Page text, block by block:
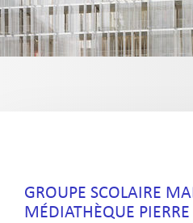
GROUPE SCOLAIRE
MÉDIATHÈQUE